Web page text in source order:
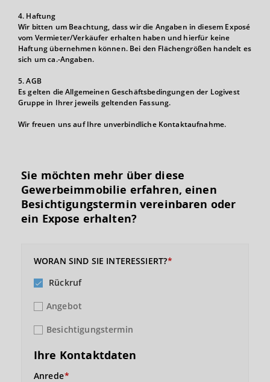
4. Haftung
Wir bitten um Beachtung, dass wir die Angaben in diesem Exposé
vom Vermieter/Verkäufer erhalten haben und hierfür keine
Haftung übernehmen können. Bei den Flächengrößen handelt es
sich um ca.-Angaben.
5. AGB
Es gelten die Allgemeinen Geschäftsbedingungen der Logivest
Gruppe in Ihrer jeweils geltenden Fassung.
Wir freuen uns auf Ihre unverbindliche Kontaktaufnahme.
Sie möchten mehr über diese
Gewerbeimmobilie erfahren, einen
Besichtigungs­termin vereinbaren oder
ein Expose erhalten?
WORAN SIND SIE INTERESSIERT?
Rückruf
Angebot
Besichtigungstermin
Ihre Kontaktdaten
Anrede